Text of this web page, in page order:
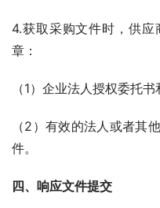
4.获取采购文件时，供
章：
（1）企业法人授权委托
（2）有效的法人或者其
件。
四、响应文件提交